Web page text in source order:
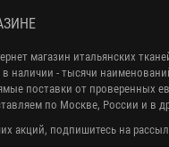
магазин итальянских
в наличии - тысячи
поставки от проверенных
по Москве, России и в
акций, подпишитесь на